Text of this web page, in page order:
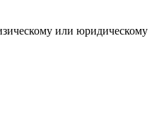
или юридическому